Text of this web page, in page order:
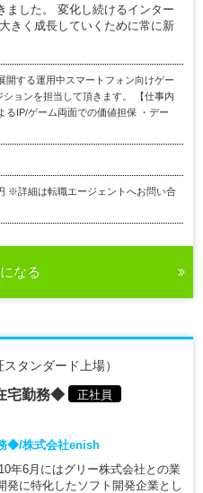
ました。 変化し続けるインター
きく成長していくために常に新
開する運用中スマートフォン向けゲー
ションを担当して頂きます。 【仕事内
るIP/ゲーム両面での価値担保 ・デー
※詳細は転職エージェントへお問い合
なる
タンダード上場）
宅勤務◆ 正社員
◆/株式会社enish
年6月にはグリー株式会社との業
発に特化したソフト開発企業とし